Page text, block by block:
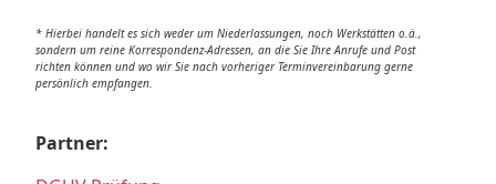
* Hierbei handelt es sich weder um Niederlassungen, noch Werkstätten o.ä.,
sondern um reine Korrespondenz-Adressen, an die Sie Ihre Anrufe und Post
richten können und wo wir Sie nach vorheriger Terminvereinbarung gerne
persönlich empfangen.
Partner: